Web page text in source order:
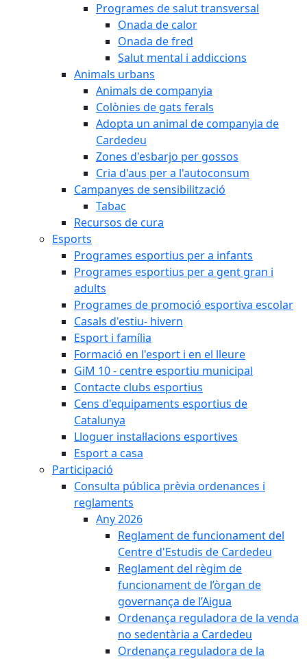
Programes de salut transversal
Onada de calor
Onada de fred
Salut mental i addiccions
Animals urbans
Animals de companyia
Colònies de gats ferals
Adopta un animal de companyia de
Cardedeu
Zones d'esbarjo per gossos
Cria d'aus per a l'autoconsum
Campanyes de sensibilització
Tabac
Recursos de cura
Esports
Programes esportius per a infants
Programes esportius per a gent gran i
adults
Programes de promoció esportiva escolar
Casals d'estiu- hivern
Esport i família
Formació en l'esport i en el lleure
GiM 10 - centre esportiu municipal
Contacte clubs esportius
Cens d'equipaments esportius de
Catalunya
Lloguer instal·lacions esportives
Esport a casa
Participació
Consulta pública prèvia ordenances i
reglaments
Any 2026
Reglament de funcionament del
Centre d'Estudis de Cardedeu
Reglament del règim de
funcionament de l’òrgan de
governança de l’Aigua
Ordenança reguladora de la venda
no sedentària a Cardedeu
Ordenança reguladora de la